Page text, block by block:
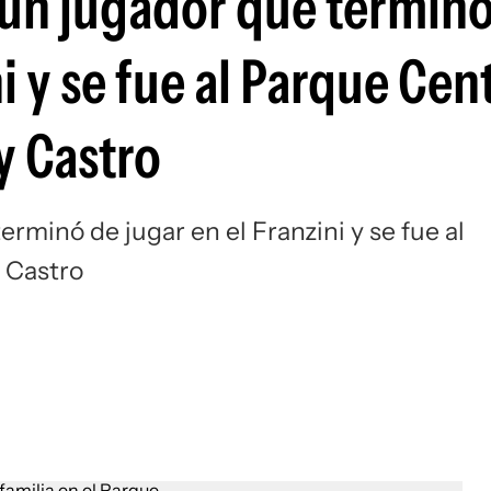
se fue al Parque
Castro
de jugar en el Franzini y se fue al
Castro